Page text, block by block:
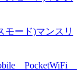
モード)マンスリ
PocketWiFi